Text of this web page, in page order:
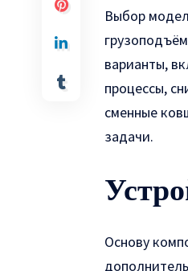
Выбор
варианты,
процессы,
сменные
задачи.
Основу